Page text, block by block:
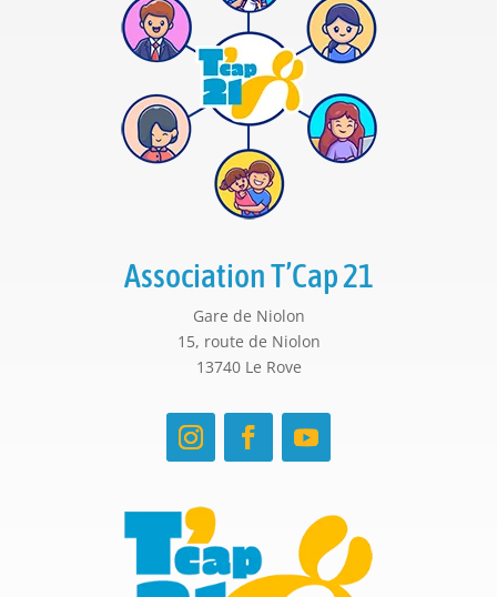
Association T’Cap 21
Gare de Niolon
15, route de Niolon
13740 Le Rove